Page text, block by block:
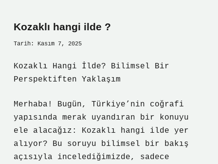
Kozaklı hangi ilde ?
Tarih: Kasım 7, 2025
Kozaklı Hangi İlde? Bilimsel Bir
Perspektiften Yaklaşım
Merhaba! Bugün, Türkiye’nin coğrafi
yapısında merak uyandıran bir konuyu
ele alacağız: Kozaklı hangi ilde yer
alıyor? Bu soruyu bilimsel bir bakış
açısıyla incelediğimizde, sadece